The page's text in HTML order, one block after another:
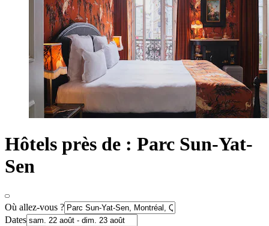
Hôtels près de : Parc Sun-Yat-
Sen
Où allez-vous ?
Dates